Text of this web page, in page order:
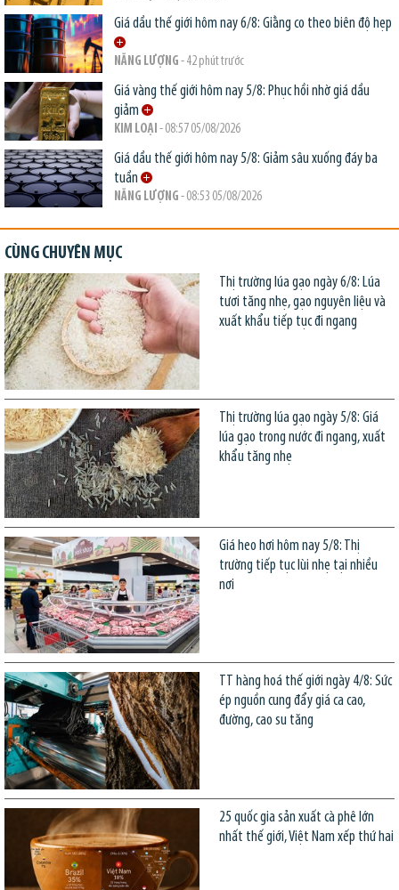
Giá dầu thế giới hôm nay 6/8: Giằng co theo biên độ hẹp
NĂNG LƯỢNG - 42 phút trước
Giá vàng thế giới hôm nay 5/8: Phục hồi nhờ giá dầu
giảm
KIM LOẠI - 08:57 05/08/2026
Giá dầu thế giới hôm nay 5/8: Giảm sâu xuống đáy ba
tuần
NĂNG LƯỢNG - 08:53 05/08/2026
CÙNG CHUYÊN MỤC
Thị trường lúa gạo ngày 6/8: Lúa
tươi tăng nhẹ, gạo nguyên liệu và
xuất khẩu tiếp tục đi ngang
Thị trường lúa gạo ngày 5/8: Giá
lúa gạo trong nước đi ngang, xuất
khẩu tăng nhẹ
Giá heo hơi hôm nay 5/8: Thị
trường tiếp tục lùi nhẹ tại nhiều
nơi
TT hàng hoá thế giới ngày 4/8: Sức
ép nguồn cung đẩy giá ca cao,
đường, cao su tăng
25 quốc gia sản xuất cà phê lớn
nhất thế giới, Việt Nam xếp thứ hai